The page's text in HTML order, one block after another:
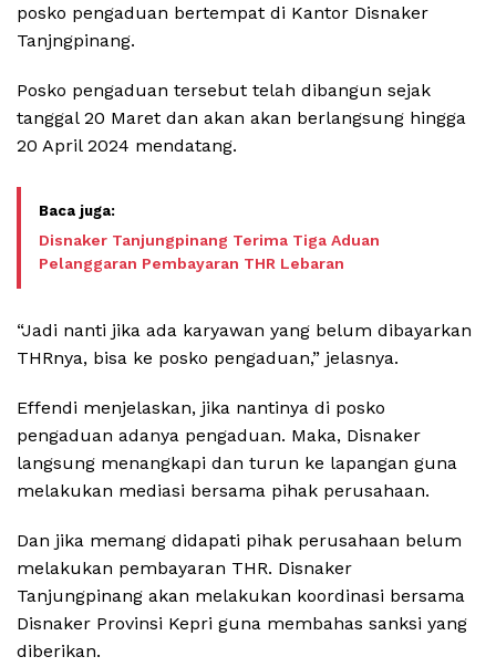
posko pengaduan bertempat di Kantor Disnaker
Tanjngpinang.
Posko pengaduan tersebut telah dibangun sejak
tanggal 20 Maret dan akan akan berlangsung hingga
20 April 2024 mendatang.
Disnaker Tanjungpinang Terima Tiga Aduan
Pelanggaran Pembayaran THR Lebaran
“Jadi nanti jika ada karyawan yang belum dibayarkan
THRnya, bisa ke posko pengaduan,” jelasnya.
Effendi menjelaskan, jika nantinya di posko
pengaduan adanya pengaduan. Maka, Disnaker
langsung menangkapi dan turun ke lapangan guna
melakukan mediasi bersama pihak perusahaan.
Dan jika memang didapati pihak perusahaan belum
melakukan pembayaran THR. Disnaker
Tanjungpinang akan melakukan koordinasi bersama
Disnaker Provinsi Kepri guna membahas sanksi yang
diberikan.